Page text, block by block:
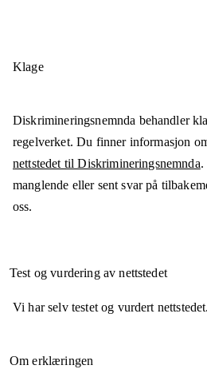
Klage
Diskrimineringsnemnda behandler
regelverket. Du finner informasjon
nettstedet til Diskrimineringsnemnda.
manglende eller sent svar på
oss.
Test og vurdering av nettstedet
Vi har selv testet og vurdert nettstedet.
Om erklæringen